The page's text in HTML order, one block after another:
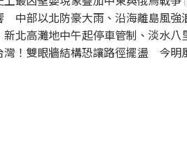
中部以北防豪大雨、沿海離島風強
北高灘地中午起停車管制、淡水八
灣！雙眼牆結構恐讓路徑擺盪 今明